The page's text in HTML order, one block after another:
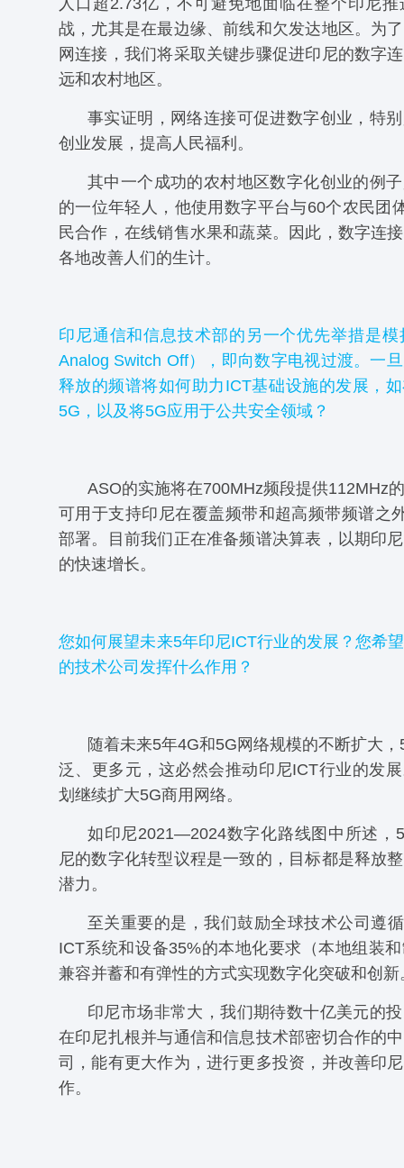
人口超2.73亿，不可避免地面临在整个印尼
战，尤其是在最边缘、前线和欠发达地区。为
网连接，我们将采取关键步骤促进印尼的数字
远和农村地区。
事实证明，网络连接可促进数字创业，特
创业发展，提高人民福利。
其中一个成功的农村地区数字化创业的例
的一位年轻人，他使用数字平台与60个农民团
民合作，在线销售水果和蔬菜。因此，数字连
各地改善人们的生计。
印尼通信和信息技术部的另一个优先举措是模
Analog Switch Off），即向数字电视过渡。一
释放的频谱将如何助力ICT基础设施的发展，
5G，以及将5G应用于公共安全领域？
ASO的实施将在700MHz频段提供112MHz
可用于支持印尼在覆盖频带和超高频带频谱之
部署。目前我们正在准备频谱决算表，以期印
的快速增长。
您如何展望未来5年印尼ICT行业的发展？您希
的技术公司发挥什么作用？
随着未来5年4G和5G网络规模的不断扩大
泛、更多元，这必然会推动印尼ICT行业的发
划继续扩大5G商用网络。
如印尼2021—2024数字化路线图中所述，
尼的数字化转型议程是一致的，目标都是释放
潜力。
至关重要的是，我们鼓励全球技术公司遵
ICT系统和设备35%的本地化要求（本地组装
兼容并蓄和有弹性的方式实现数字化突破和创新
印尼市场非常大，我们期待数十亿美元的
在印尼扎根并与通信和信息技术部密切合作的
司，能有更大作为，进行更多投资，并改善印
作。